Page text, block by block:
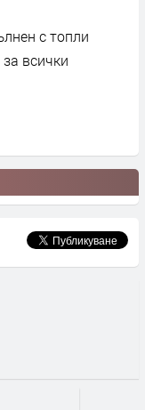
с топли
всички